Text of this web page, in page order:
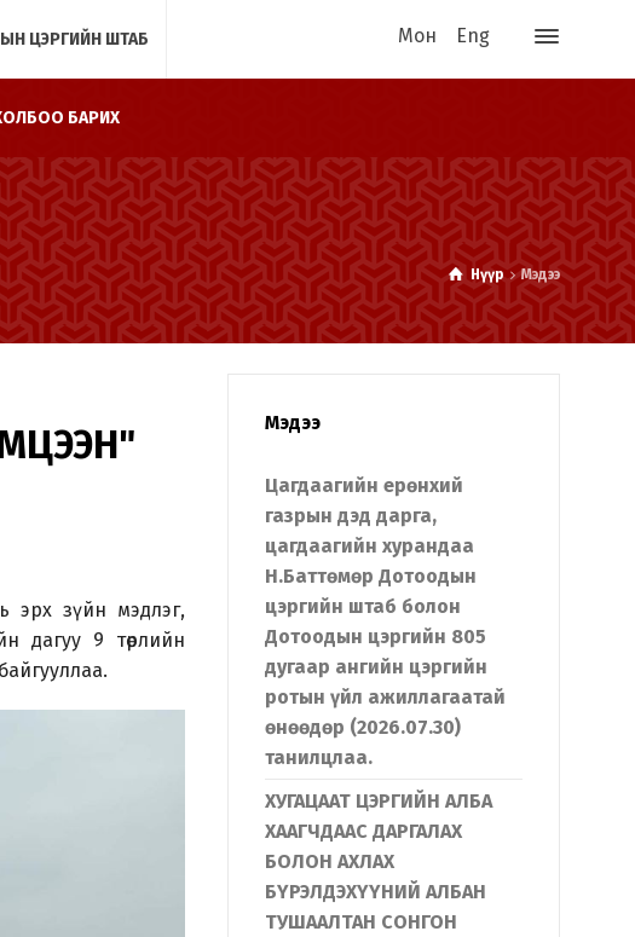
ЦЭРГИЙН ШТАБ Мон Eng
БАРИХ
Нүүр Мэдээ
эрх зүйн мэдлэг,
дагуу 9 төрлийн
Мэдээ
Цагдаагийн ерөнхий
газрын дэд дарга,
цагдаагийн хурандаа
Н.Баттөмөр Дотоодын
цэргийн штаб болон
Дотоодын цэргийн 805
дугаар ангийн цэргийн
ротын үйл ажиллагаатай
өнөөдөр (2026.07.30)
танилцлаа.
ХУГАЦААТ ЦЭРГИЙН АЛБА
ХААГЧДААС ДАРГАЛАХ
БОЛОН АХЛАХ
БҮРЭЛДЭХҮҮНИЙ АЛБАН
ТУШААЛТАН СОНГОН